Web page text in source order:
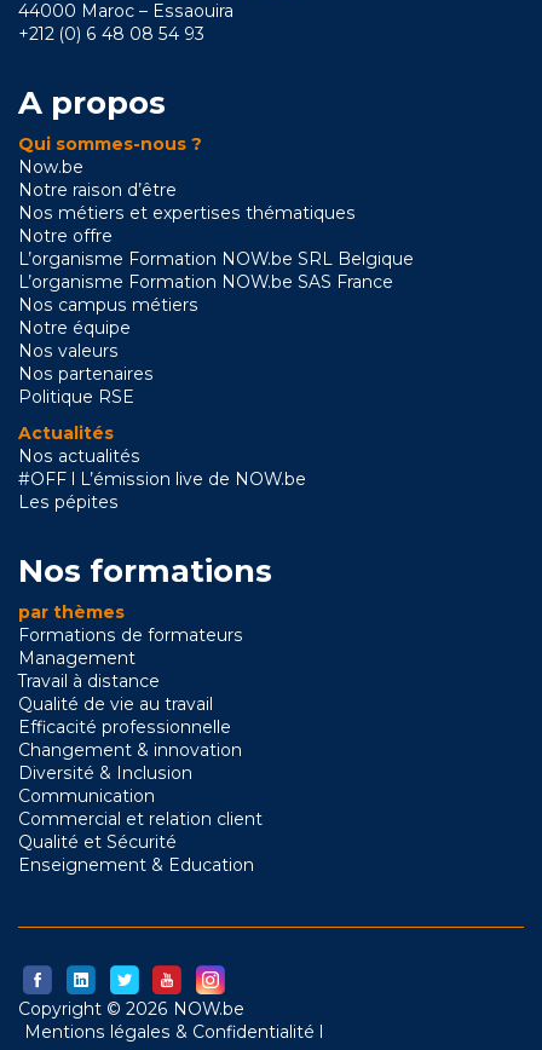
44000 Maroc – Essaouira
+212 (0) 6 48 08 54 93
A propos
Qui sommes-nous ?
Now.be
Notre raison d’être
Nos métiers et expertises thématiques
Notre offre
L’organisme Formation NOW.be SRL Belgique
L’organisme Formation NOW.be SAS France
Nos campus métiers
Notre équipe
Nos valeurs
Nos partenaires
Politique RSE
Actualités
Nos actualités
#OFF l L’émission live de NOW.be
Les pépites
Nos formations
par thèmes
Formations de formateurs
Management
Travail à distance
Qualité de vie au travail
Efficacité professionnelle
Changement & innovation
Diversité & Inclusion
Communication
Commercial et relation client
Qualité et Sécurité
Enseignement & Education
Copyright © 2026 NOW.be
Mentions légales & Confidentialité l